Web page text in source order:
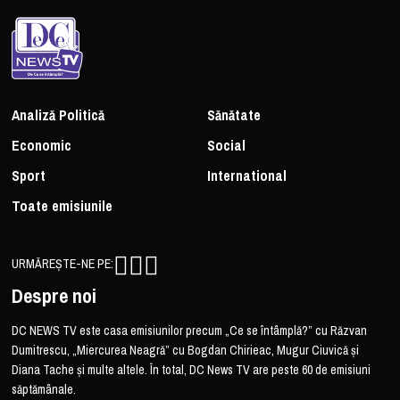
Analiză Politică
Sănătate
Economic
Social
Sport
International
Toate emisiunile
URMĂREȘTE-NE PE:
Despre noi
DC NEWS TV este casa emisiunilor precum „Ce se întâmplă?” cu Răzvan
Dumitrescu, „Miercurea Neagră” cu Bogdan Chirieac, Mugur Ciuvică și
Diana Tache și multe altele. În total, DC News TV are peste 60 de emisiuni
săptămânale.